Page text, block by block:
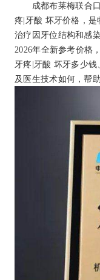
成都布莱梅联合
疼|牙酸 坏牙价格，
治疗因牙位结构和感
2026年全新参考价格
牙疼|牙酸 坏牙多少
及医生技术如何，帮